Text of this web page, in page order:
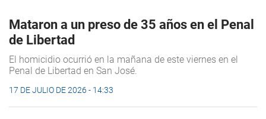
Mataron a un preso de 35 años en el Penal
de Libertad
El homicidio ocurrió en la mañana de este viernes en el
Penal de Libertad en San José.
17 DE JULIO DE 2026 - 14:33